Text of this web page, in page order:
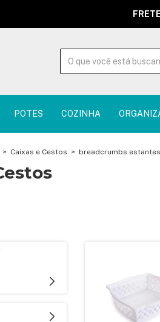
POTES COZINHA
> Caixas e Cestos >